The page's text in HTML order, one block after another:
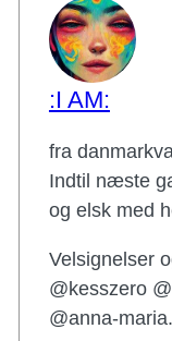
:I AM:
fra
Indtil næste
og elsk med
Velsignelser
@kesszero
@anna-maria.